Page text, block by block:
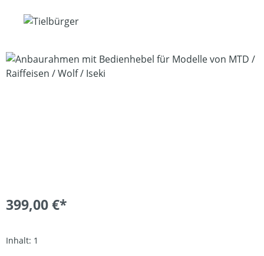
Bildergalerie überspringen
399,00 €*
Inhalt: 1